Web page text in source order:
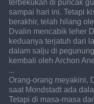
terbekukan di puncak
sampai hari ini. Tetapi
berakhir, telah hilang
Dvalin mencabik leher
keduanya terjatuh dari
dalam salju di
kembali oleh Archon
...
Orang-orang meyakini,
saat Mondstadt ada
Tetapi di masa-masa